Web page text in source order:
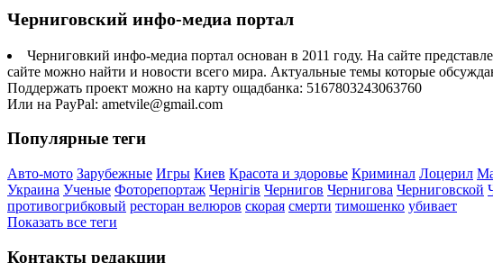
Черниговский инфо-медиа портал
Черниговкий инфо-медиа портал основан в 2011 году. На сайте
сайте можно найти и новости всего мира. Актуальные темы которые
Поддержать проект можно на карту ощадбанка: 5167803243063760
Или на PayPal: ametvile@gmail.com
Популярные теги
Авто-мото Зарубежные Игры Киев Красота и здоровье Криминал Лоцерил
Украина Ученые Фоторепортаж Чернігів Чернигов Чернигова Черниговской
противогрибковый ресторан велюров скорая смерти тимошенко убивает
Показать все теги
Контакты редакции